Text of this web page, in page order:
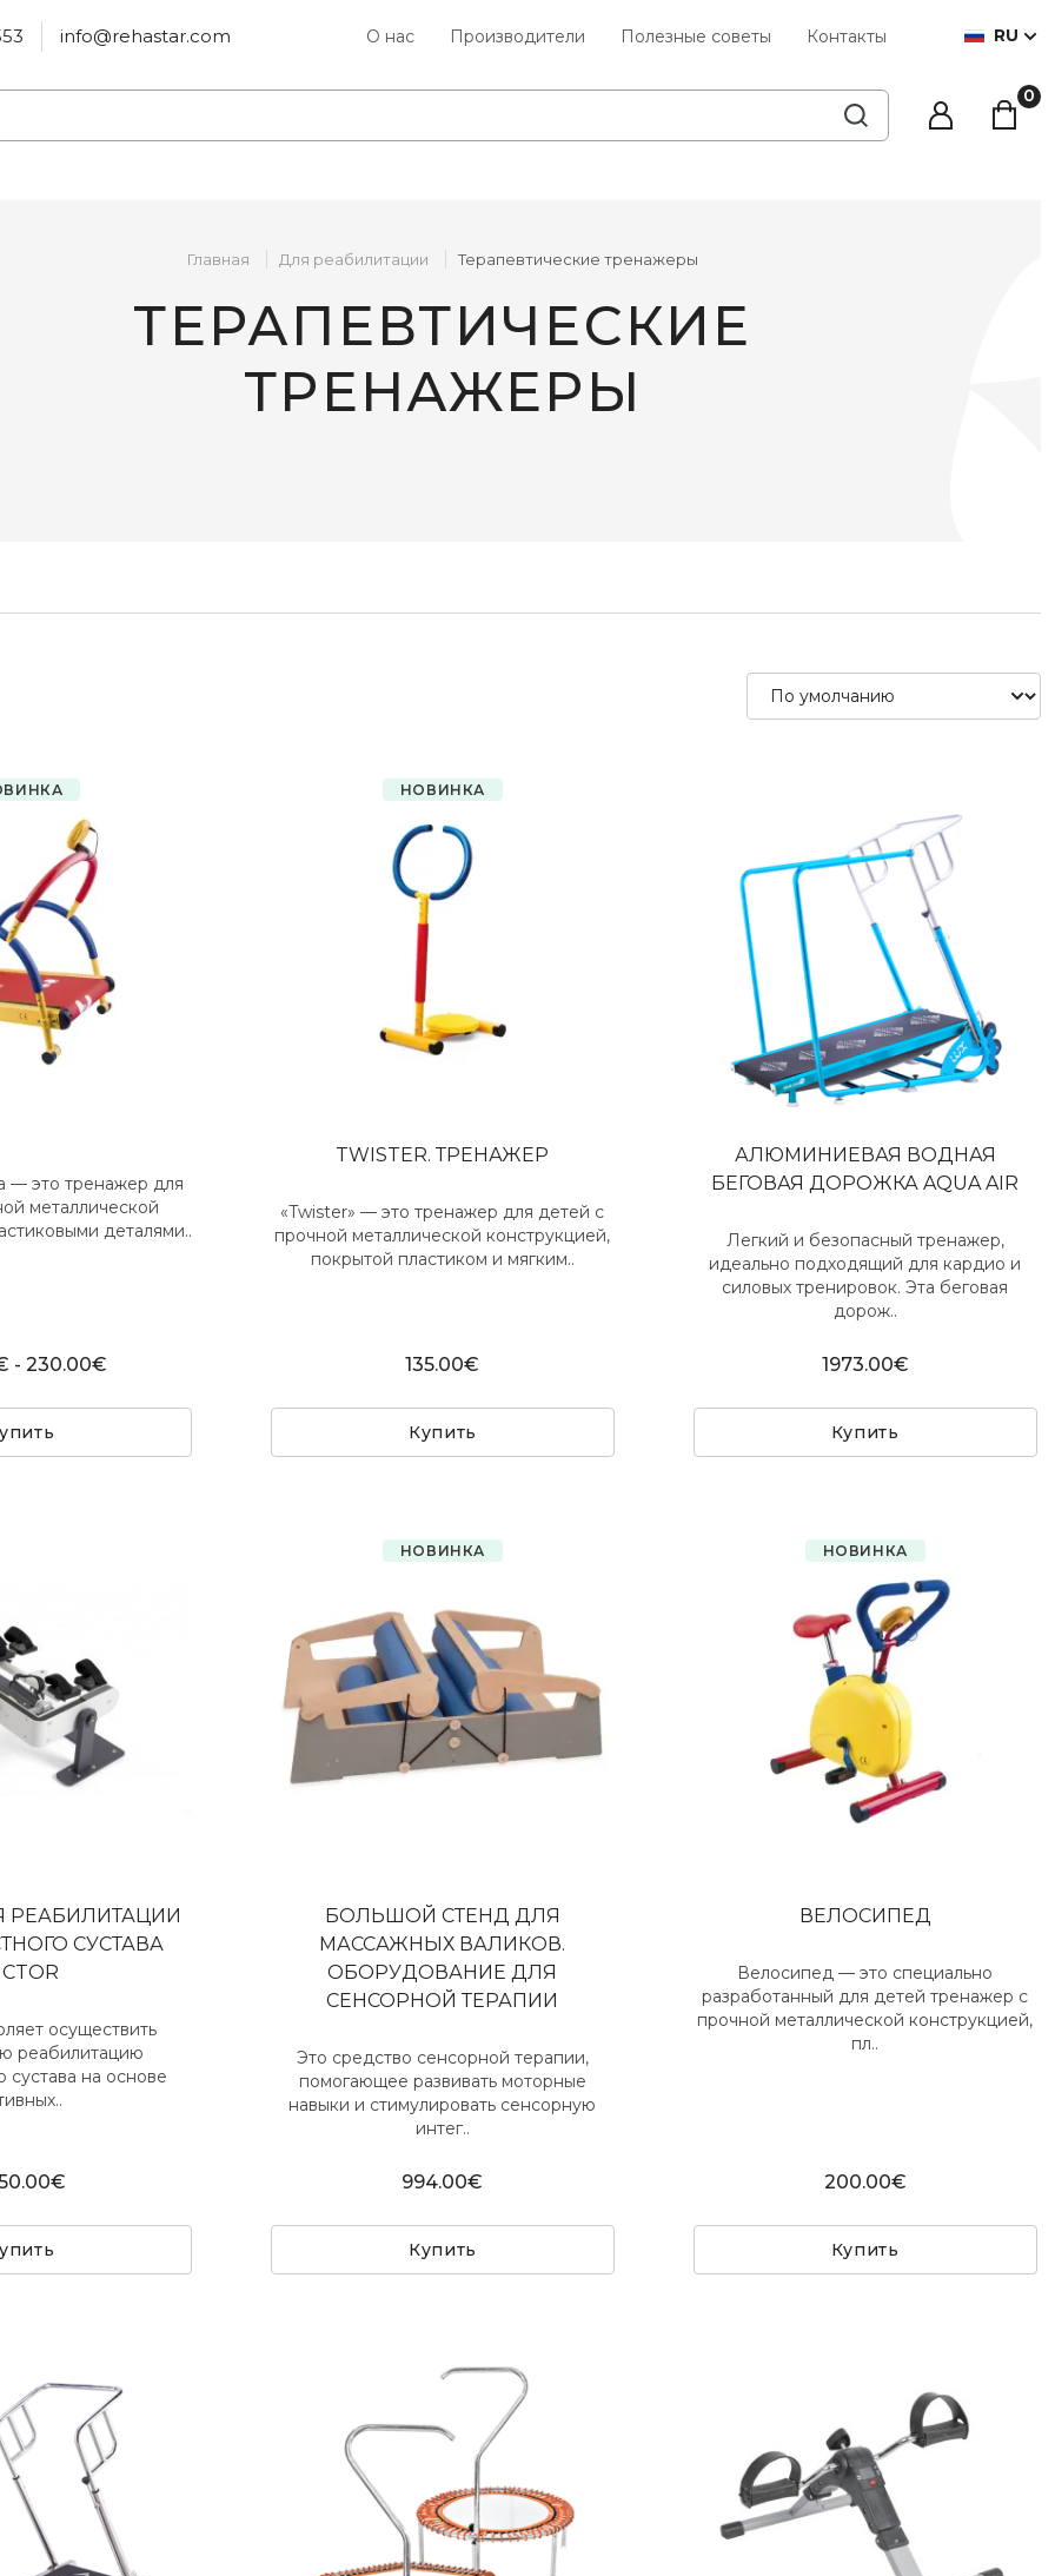
info@rehastar.com О нас Производители Полезные советы Контакты RU
Главная Для реабилитации Терапевтические тренажеры
ТЕРАПЕВТИЧЕСКИЕ
ТРЕНАЖЕРЫ
— это тренажер для
металлической
деталями..
- 230.00€
НОВИНКА
TWISTER. ТРЕНАЖЕР
«Twister» — это тренажер для детей с
прочной металлической конструкцией,
покрытой пластиком и мягким..
135.00€
Купить
АЛЮМИНИЕВАЯ ВОДНАЯ
БЕГОВАЯ ДОРОЖКА AQUA AIR
Легкий и безопасный тренажер,
идеально подходящий для кардио и
силовых тренировок. Эта беговая
дорож..
1973.00€
Купить
РЕАБИЛИТАЦИИ
СУСТАВА
осуществить
реабилитацию
сустава на основе
НОВИНКА
БОЛЬШОЙ СТЕНД ДЛЯ
МАССАЖНЫХ ВАЛИКОВ.
ОБОРУДОВАНИЕ ДЛЯ
СЕНСОРНОЙ ТЕРАПИИ
Это средство сенсорной терапии,
помогающее развивать моторные
навыки и стимулировать сенсорную
интег..
994.00€
Купить
НОВИНКА
ВЕЛОСИПЕД
Велосипед — это специально
разработанный для детей тренажер с
прочной металлической конструкцией,
пл..
200.00€
Купить